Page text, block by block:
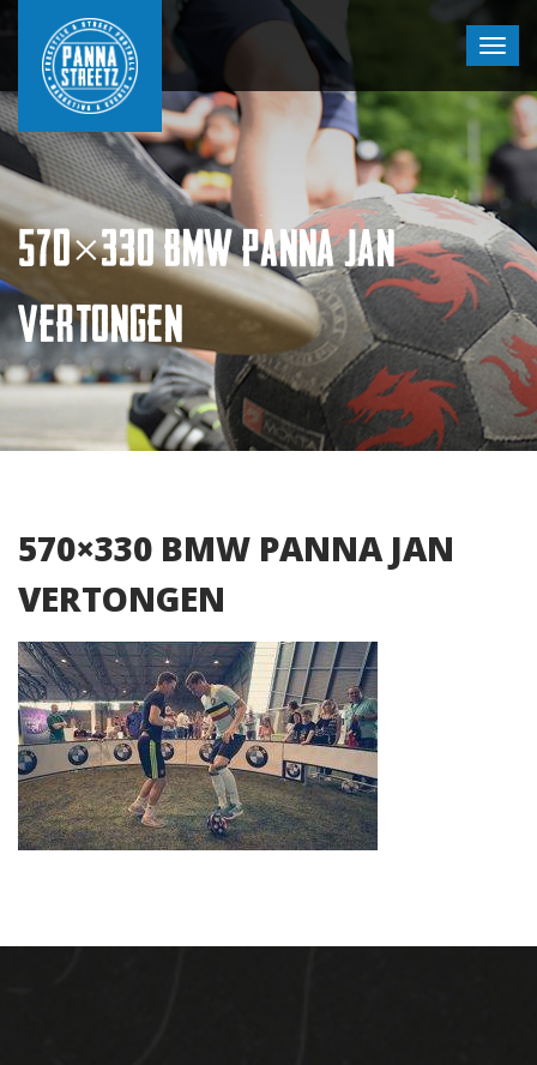
570×330 BMW PANNA JAN
VERTONGEN
570×330 BMW PANNA JAN
VERTONGEN